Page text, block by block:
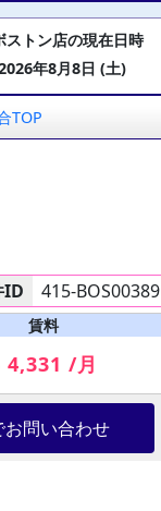
ストン店の現在日時
年8月8日 (土)
TOP
ID 415-BOS00389
賃料
4,331 /月
お問い合わせ